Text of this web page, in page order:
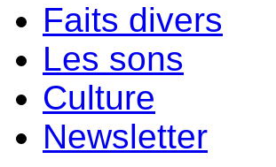
Faits divers
Les sons
Culture
Newsletter